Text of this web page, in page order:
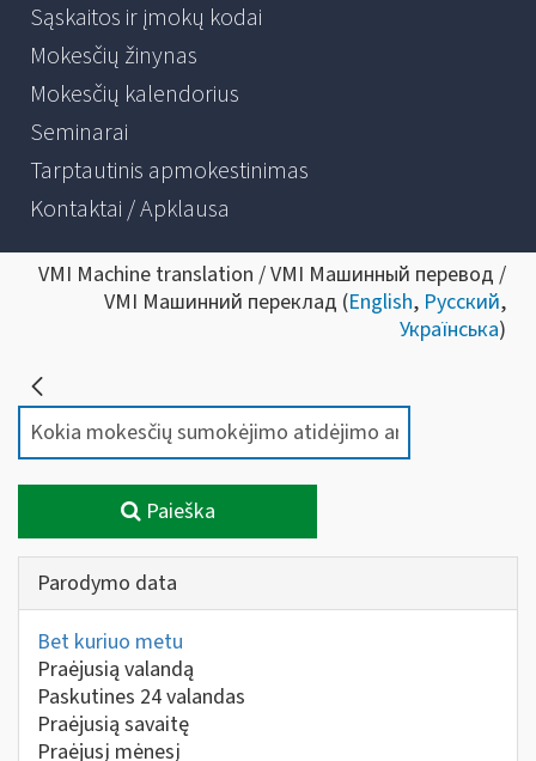
Sąskaitos ir įmokų kodai
Mokesčių žinynas
Mokesčių kalendorius
Seminarai
Tarptautinis apmokestinimas
Kontaktai / Apklausa
VMI Machine translation / VMI Машинный перевод /
VMI Машинний переклад (English, Русский,
Українська)
Paieška
Parodymo data
Bet kuriuo metu
Praėjusią valandą
Paskutines 24 valandas
Praėjusią savaitę
Praėjusį mėnesį